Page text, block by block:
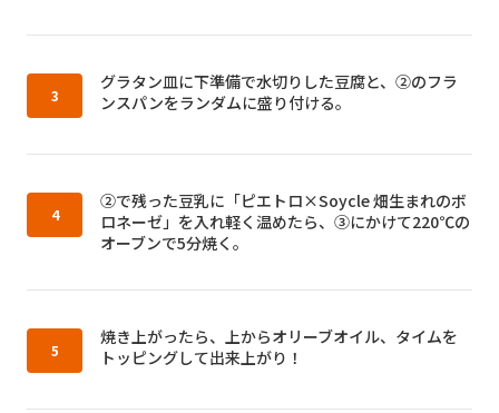
作り方3：
グラタン皿に下準備で水切りした豆腐と、②のフラ
ンスパンをランダムに盛り付ける。
作り方4：
②で残った豆乳に「ピエトロ×Soycle 畑生まれのボ
ロネーゼ」を入れ軽く温めたら、③にかけて220℃の
オーブンで5分焼く。
作り方5：
焼き上がったら、上からオリーブオイル、タイムを
トッピングして出来上がり！